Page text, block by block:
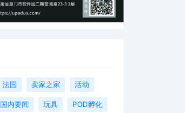
法国 卖家之家 活动
国内要闻 玩具 POD孵化